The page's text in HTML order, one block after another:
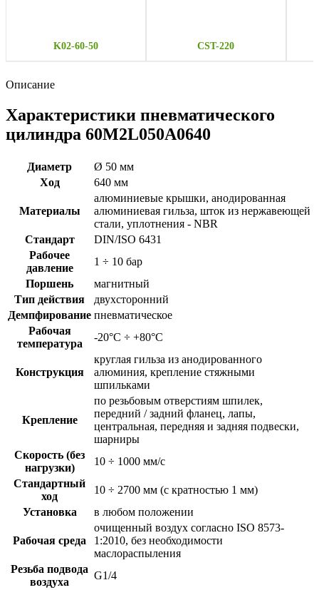
K02-60-50 CST-220
Описание
Характеристики пневматического
цилиндра 60M2L050A0640
Диаметр
Ø 50 мм
Ход
640 мм
Материалы
алюминиевые крышки, анодированная
алюминиевая гильза, шток из нержавеющей
стали, уплотнения - NBR
Стандарт
DIN/ISO 6431
Рабочее
давление
1 ÷ 10 бар
Поршень
магнитный
Тип действия
двухсторонний
Демпфирование пневматическое
Рабочая
температура
-20°C ÷ +80°C
Конструкция
круглая гильза из анодированного
алюминия, крепление стяжными
шпильками
Крепление
по резьбовым отверстиям шпилек,
передний / задний фланец, лапы,
центральная, передняя и задняя подвески,
шарниры
Скорость (без
нагрузки)
10 ÷ 1000 мм/с
Стандартный
ход
10 ÷ 2700 мм (с кратностью 1 мм)
Установка
в любом положении
Рабочая среда
очищенный воздух согласно ISO 8573-
1:2010, без необходимости
маслораспыления
Резьба подвода
воздуха
G1/4